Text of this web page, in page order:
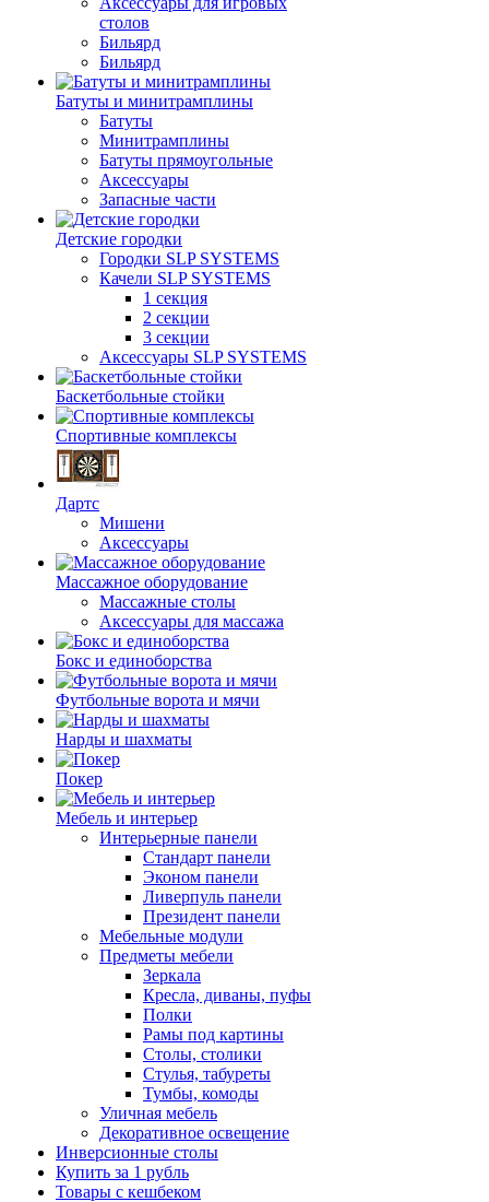
столов
Бильяpд
Бильяpд
Батуты и минитрамплины
Батуты
Минитрамплины
Батуты прямоугольные
Аксессуары
Запасные части
Детские городки
Городки SLP SYSTEMS
Качели SLP SYSTEMS
1 секция
2 секции
3 секции
Аксессуары SLP SYSTEMS
Баскетбольные стойки
Спортивные комплексы
Дартс
Мишени
Аксессуары
Массажное оборудование
Массажные столы
Аксессуары для массажа
Бокс и единоборства
Футбольные ворота и мячи
Нарды и шахматы
Покер
Мебель и интерьер
Интерьерные панели
Стандарт панели
Эконом панели
Ливерпуль панели
Президент панели
Мебельные модули
Предметы мебели
Зеркала
Кресла, диваны, пуфы
Полки
Рамы под картины
Столы, столики
Стулья, табуреты
Тумбы, комоды
Уличная мебель
Декоративное освещение
Инверсионные столы
Купить за 1 рубль
Товары с кешбеком